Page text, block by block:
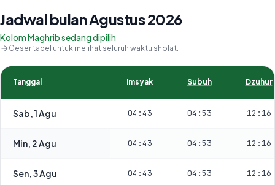
Jadwal bulan Agustus 2026
Kolom Maghrib sedang dipilih
Geser tabel untuk melihat seluruh waktu sholat.
Tanggal Imsyak Subuh Dzuhur
Sab, 1 Agu 04:43 04:53 12:16
Min, 2 Agu 04:43 04:53 12:16
Sen, 3 Agu 04:43 04:53 12:16